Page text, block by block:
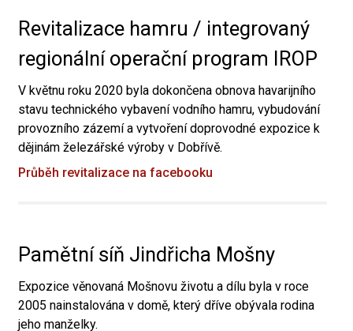
Revitalizace hamru / integrovaný
regionální operační program IROP
V květnu roku 2020 byla dokončena obnova havarijního
stavu technického vybavení vodního hamru, vybudování
provozního zázemí a vytvoření doprovodné expozice k
dějinám železářské výroby v Dobřívě.
Průběh revitalizace na facebooku
Pamětní síň Jindřicha Mošny
Expozice věnovaná Mošnovu životu a dílu byla v roce
2005 nainstalována v domě, který dříve obývala rodina
jeho manželky.